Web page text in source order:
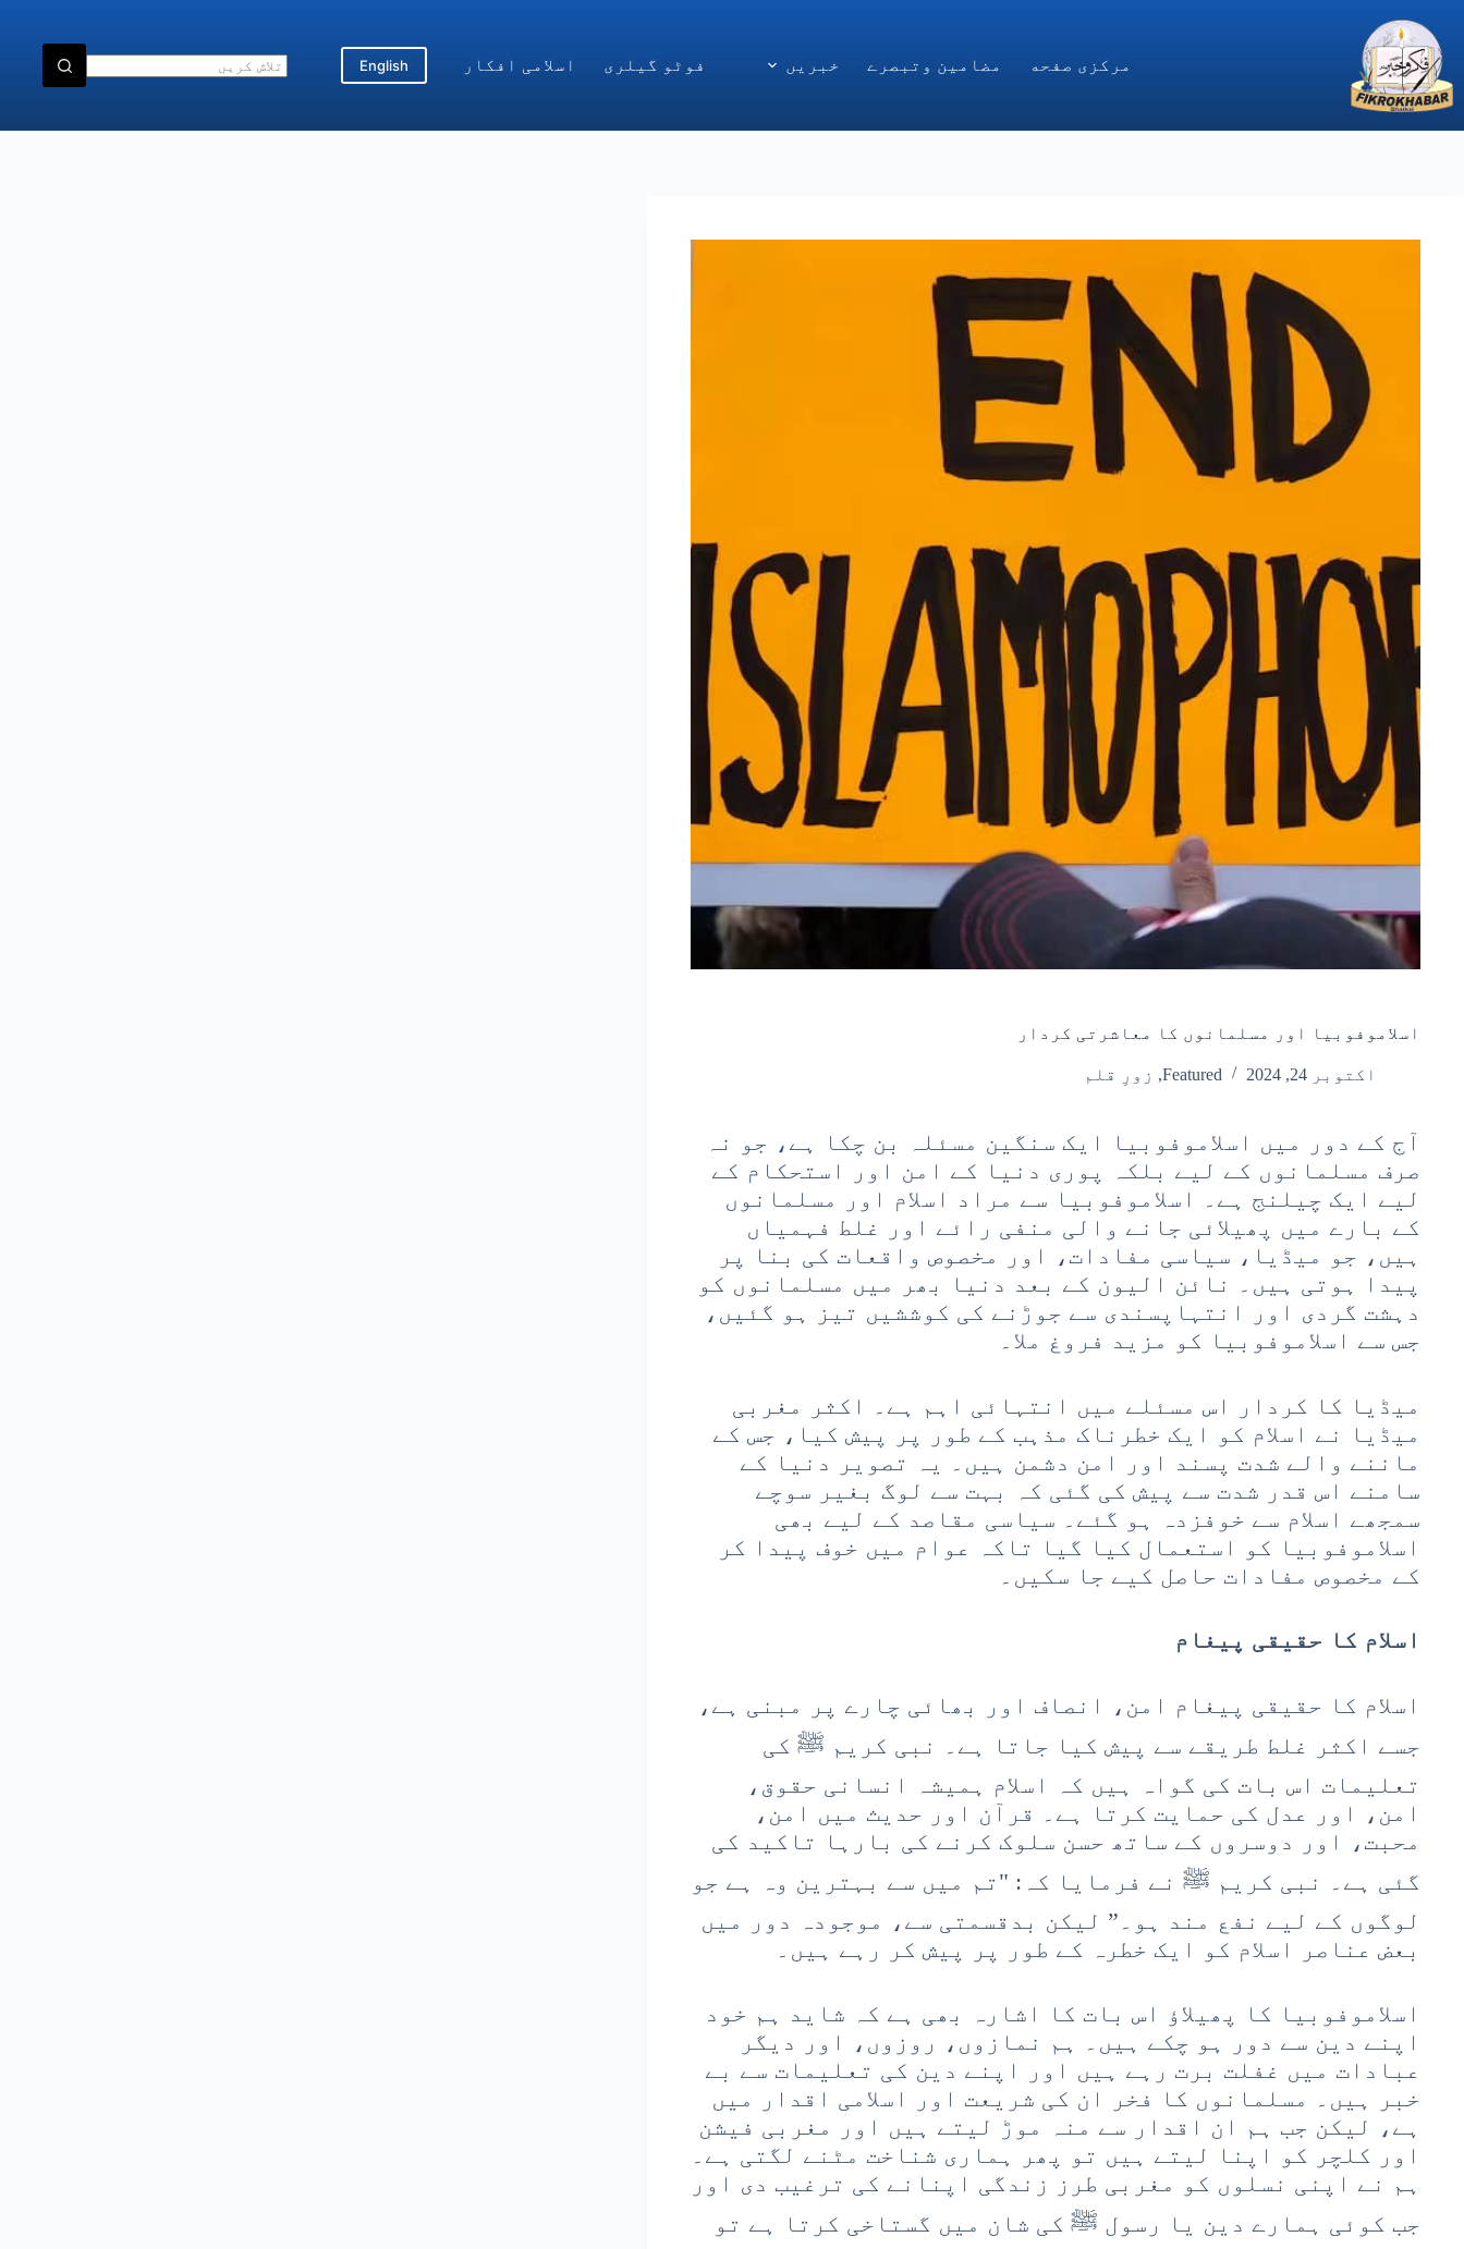
content
مركزى صفحه
مضامین وتبصرے خبریں فوٹو گیلری اسلامی افکار English
اسلاموفوبیا اور مسلمانوں کا معاشرتی کردار‎
اکتوبر 24, 2024 Featured
, زورِ قلم
آج کے دور میں اسلاموفوبیا ایک سنگین مسئلہ بن چکا ہے، جو نہ
صرف مسلمانوں کے لیے بلکہ پوری دنیا کے امن اور استحکام کے
لیے ایک چیلنج ہے۔ اسلاموفوبیا سے مراد اسلام اور مسلمانوں
کے بارے میں پھیلائی جانے والی منفی رائے اور غلط فہمیاں
ہیں، جو میڈیا، سیاسی مفادات، اور مخصوص واقعات کی بنا پر
پیدا ہوتی ہیں۔ نائن الیون کے بعد دنیا بھر میں مسلمانوں کو
دہشت گردی اور انتہاپسندی سے جوڑنے کی کوششیں تیز ہو گئیں،
جس سے اسلاموفوبیا کو مزید فروغ ملا۔
میڈیا کا کردار اس مسئلے میں انتہائی اہم ہے۔ اکثر مغربی
میڈیا نے اسلام کو ایک خطرناک مذہب کے طور پر پیش کیا، جس کے
ماننے والے شدت پسند اور امن دشمن ہیں۔ یہ تصویر دنیا کے
سامنے اس قدر شدت سے پیش کی گئی کہ بہت سے لوگ بغیر سوچے
سمجھے اسلام سے خوفزدہ ہو گئے۔ سیاسی مقاصد کے لیے بھی
اسلاموفوبیا کو استعمال کیا گیا تاکہ عوام میں خوف پیدا کر
کے مخصوص مفادات حاصل کیے جا سکیں۔
اسلام کا حقیقی پیغام
اسلام کا حقیقی پیغام امن، انصاف اور بھائی چارے پر مبنی ہے،
جسے اکثر غلط طریقے سے پیش کیا جاتا ہے۔ نبی کریم ﷺ کی
تعلیمات اس بات کی گواہ ہیں کہ اسلام ہمیشہ انسانی حقوق،
امن، اور عدل کی حمایت کرتا ہے۔ قرآن اور حدیث میں امن،
محبت، اور دوسروں کے ساتھ حسن سلوک کرنے کی بارہا تاکید کی
گئی ہے۔ نبی کریم ﷺ نے فرمایا کہ: "تم میں سے بہترین وہ ہے جو
لوگوں کے لیے نفع مند ہو۔” لیکن بدقسمتی سے، موجودہ دور میں
بعض عناصر اسلام کو ایک خطرہ کے طور پر پیش کر رہے ہیں۔
اسلاموفوبیا کا پھیلاؤ اس بات کا اشارہ بھی ہے کہ شاید ہم خود
اپنے دین سے دور ہو چکے ہیں۔ ہم نمازوں، روزوں، اور دیگر
عبادات میں غفلت برت رہے ہیں اور اپنے دین کی تعلیمات سے بے
خبر ہیں۔ مسلمانوں کا فخر ان کی شریعت اور اسلامی اقدار میں
ہے، لیکن جب ہم ان اقدار سے منہ موڑ لیتے ہیں اور مغربی فیشن
اور کلچر کو اپنا لیتے ہیں تو پھر ہماری شناخت مٹنے لگتی ہے۔
ہم نے اپنی نسلوں کو مغربی طرز زندگی اپنانے کی ترغیب دی اور
جب کوئی ہمارے دین یا رسول ﷺ کی شان میں گستاخی کرتا ہے تو